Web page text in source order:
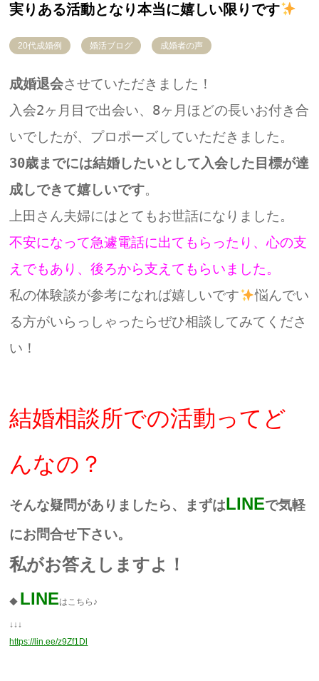
実りある活動となり本当に嬉しい限りです
20代成婚例 婚活ブログ 成婚者の声
成婚退会させていただきました！
入会2ヶ月目で出会い、8ヶ月ほどの長いお付き合
いでしたが、プロポーズしていただきました。
30歳までには結婚したいとして入会した目標が達
成しできて嬉しいです。
上田さん夫婦にはとてもお世話になりました。
不安になって急遽電話に出てもらったり、心の支
えでもあり、後ろから支えてもらいました。
私の体験談が参考になれば嬉しいです
悩んでい
る方がいらっしゃったらぜひ相談してみてくださ
い！
結婚相談所での活動ってど
んなの？
そんな疑問がありましたら、まずはLINEで気軽
にお問合せ下さい。
私がお答えしますよ！
◆ LINEはこちら♪
↓↓↓
https://lin.ee/z9Zf1Dl